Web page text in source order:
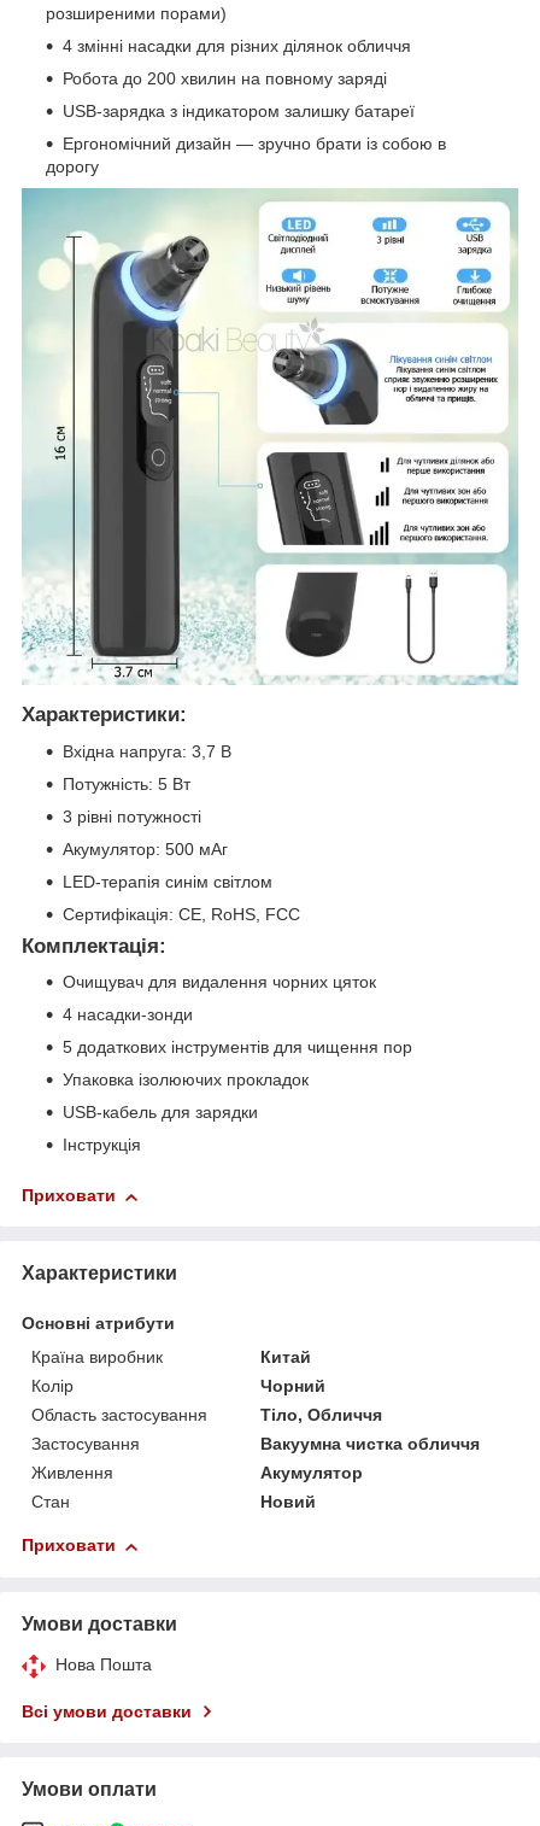
розширеними порами)
4 змінні насадки для різних ділянок обличчя
Робота до 200 хвилин на повному заряді
USB-зарядка з індикатором залишку батареї
Ергономічний дизайн — зручно брати із собою в
дорогу
Характеристики:
Вхідна напруга: 3,7 В
Потужність: 5 Вт
3 рівні потужності
Акумулятор: 500 мАг
LED-терапія синім світлом
Сертифікація: CE, RoHS, FCC
Комплектація:
Очищувач для видалення чорних цяток
4 насадки-зонди
5 додаткових інструментів для чищення пор
Упаковка ізолюючих прокладок
USB-кабель для зарядки
Інструкція
Приховати
Характеристики
Основні атрибути
Країна виробник
Китай
Колір
Чорний
Область застосування
Тіло, Обличчя
Застосування
Вакуумна чистка обличчя
Живлення
Акумулятор
Стан
Новий
Приховати
Умови доставки
Нова Пошта
Всі умови доставки
Умови оплати